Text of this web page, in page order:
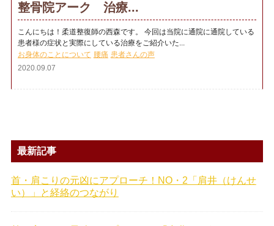
整骨院アーク 治療...
こんにちは！柔道整復師の西森です。 今回は当院に通院に通院している
患者様の症状と実際にしている治療をご紹介いた...
お身体のことについて 腰痛 患者さんの声
2020.09.07
最新記事
首・肩こりの元凶にアプローチ！NO・2「肩井（けんせ
い）」と経絡のつながり